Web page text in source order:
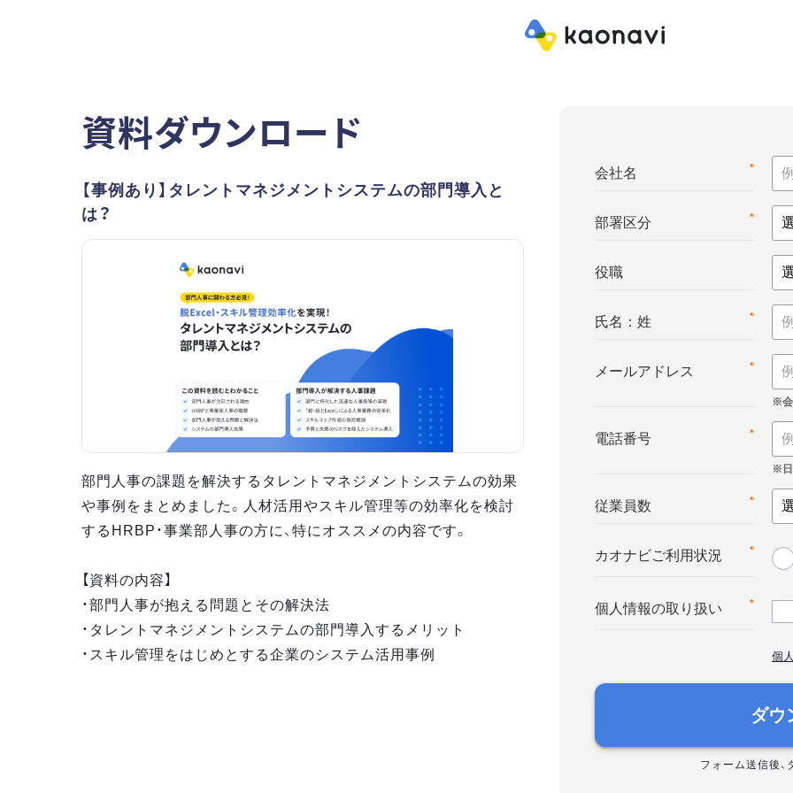
資料ダウンロード
【事例あり】タレントマネジメントシステムの部門導入と
は？
部門人事の課題を解決するタレントマネジメントシステムの効果
や事例をまとめました。人材活用やスキル管理等の効率化を検討
するHRBP・事業部人事の方に、特にオススメの内容です。
【資料の内容】
・部門人事が抱える問題とその解決法
・タレントマネジメントシステムの部門導入するメリット
・スキル管理をはじめとする企業のシステム活用事例
*
会社名
*
部署区分
役職
*
氏名：姓
*
メールアドレス
*
電話番号
*
従業員数
*
カオナビご利用状況
*
個人情報の取り扱い
個
ダウ
フォーム送信後